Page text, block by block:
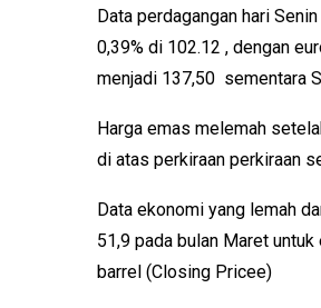
Data perdagangan hari
0,39% di 102.12 , dengan
menjadi 137,50 sementara
Harga emas melemah
di atas perkiraan perkiraan
Data ekonomi yang lemah
51,9 pada bulan Maret
barrel (Closing Pricee)